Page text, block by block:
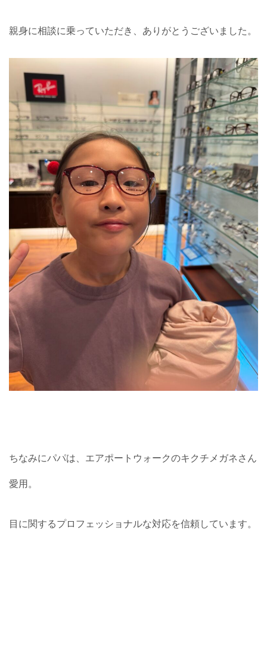
親身に相談に乗っていただき、ありがとうございました。
ちなみにパパは、エアポートウォークのキクチメガネさん
愛用。
目に関するプロフェッショナルな対応を信頼しています。